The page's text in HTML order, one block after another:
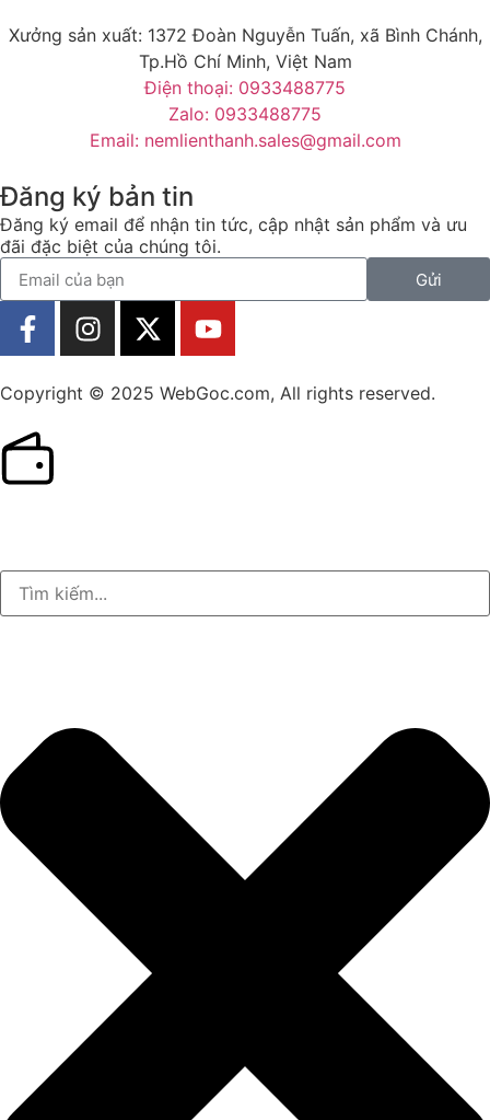
Xưởng sản xuất: 1372 Đoàn Nguyễn Tuấn, xã Bình Chánh,
Tp.Hồ Chí Minh, Việt Nam
Điện thoại: 0933488775
Zalo: 0933488775
Email: nemlienthanh.sales@gmail.com
Đăng ký bản tin
Đăng ký email để nhận tin tức, cập nhật sản phẩm và ưu
đãi đặc biệt của chúng tôi.
Gửi
Copyright © 2025 WebGoc.com, All rights reserved.